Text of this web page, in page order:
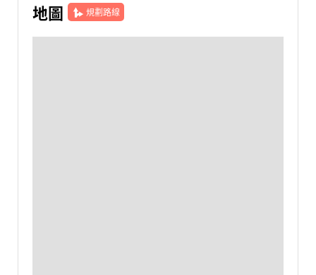
地圖 規劃路線